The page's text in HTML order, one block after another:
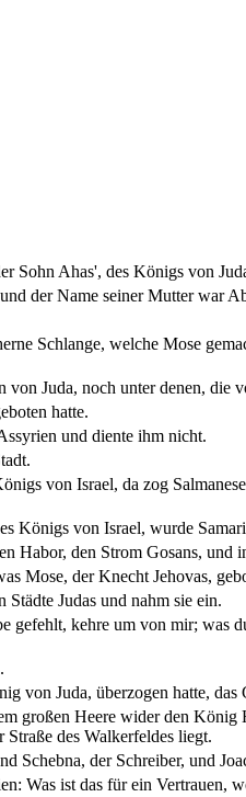
Sohn Ahas', des Königs von
der Name seiner Mutter war
Schlange, welche Mose
von Juda, noch unter denen, die
hatte.
und diente ihm nicht.
von Israel, da zog
Königs von Israel, wurde
Habor, den Strom Gosans, und
Mose, der Knecht Jehovas,
Judas und nahm sie ein.
gefehlt, kehre um von mir;
von Juda, überzogen hatte,
großen Heere wider den
Straße des Walkerfeldes liegt.
der Schreiber, und
Was ist das für ein Vertrauen,